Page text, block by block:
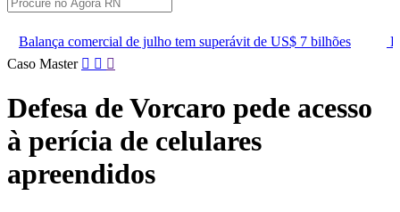
julho tem superávit de US$ 7 bilhões
Lei que aumenta
Pular
conteúdo
Caso Master
Defesa de Vorcaro pede acesso
à perícia de celulares
apreendidos